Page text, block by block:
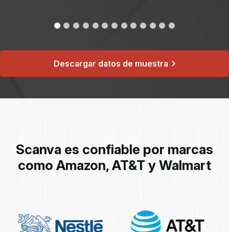
Descargar datos de muestra
Scanva es confiable por marcas
como Amazon, AT&T y Walmart